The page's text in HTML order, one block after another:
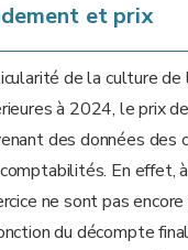
et prix
de la culture de
à 2024, le prix
des données des
En effet,
ne sont pas
du décompte